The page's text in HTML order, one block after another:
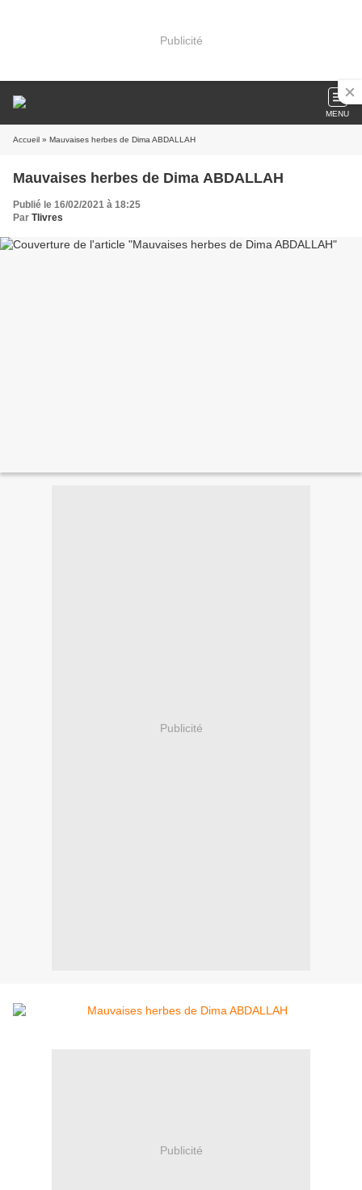
Publicité
MENU
Accueil » Mauvaises herbes de Dima ABDALLAH
Mauvaises herbes de Dima ABDALLAH
Publié le 16/02/2021 à 18:25
Par Tlivres
Publicité
Publicité